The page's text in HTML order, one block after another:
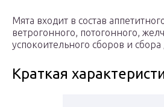
Мята входит в состав
ветрогонного, потогонного,
успокоительного сборов и сбора
Краткая